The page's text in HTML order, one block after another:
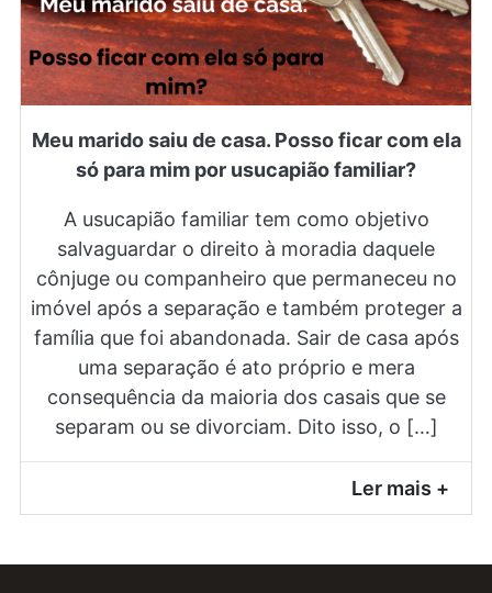
Meu marido saiu de casa. Posso ficar com ela
só para mim por usucapião familiar?
A usucapião familiar tem como objetivo
salvaguardar o direito à moradia daquele
cônjuge ou companheiro que permaneceu no
imóvel após a separação e também proteger a
família que foi abandonada. Sair de casa após
uma separação é ato próprio e mera
consequência da maioria dos casais que se
separam ou se divorciam. Dito isso, o […]
Ler mais +